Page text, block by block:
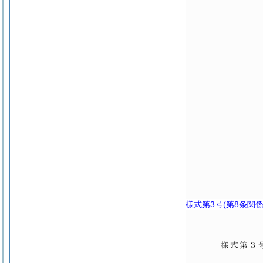
様式第3号(第8条関